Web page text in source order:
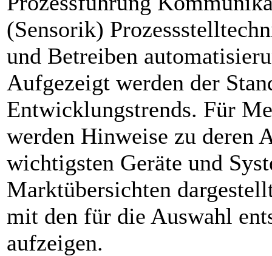
(Sensorik)
und Betreiben
Aufgezeigt werden der
Entwicklungstrends. Für
werden Hinweise zu deren
wichtigsten Geräte und
Marktübersichten
mit den für die Auswahl
aufzeigen.